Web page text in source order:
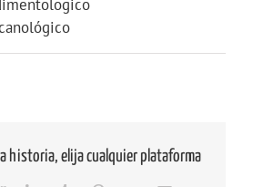
historia, elija cualquier plataforma